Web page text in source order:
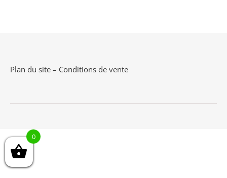
Plan du site – Conditions de vente
0